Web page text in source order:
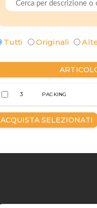
Tutti Originali
3 PACKING
ACQUISTA SELEZIONATI